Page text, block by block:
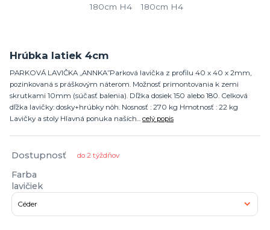
Hrúbka latiek 4cm
PARKOVÁ LAVIČKA „ANNKA”Parková lavička z profilu 40 x 40 x 2mm,
pozinkovaná s práškovým náterom. Možnosť primontovania k zemi
skrutkami 10mm (súčasť balenia). Dľžka dosiek 150 alebo 180. Celková
dľžka lavičky: dosky+hrúbky nôh. Nosnosť : 270 kg Hmotnosť : 22 kg
Lavičky a stoly Hlavná ponuka naších... celý popis
Dostupnosť do 2 týždňov
Farba
lavičiek